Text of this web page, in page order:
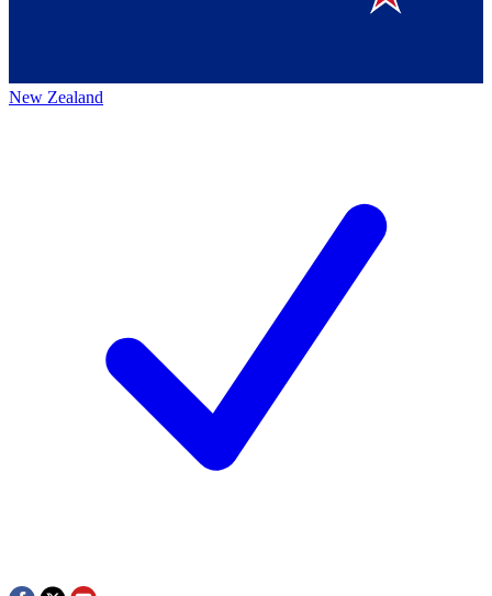
New Zealand